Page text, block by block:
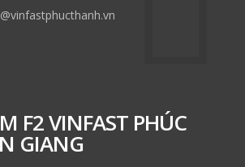
F2 VINFAST PHÚC
GIANG